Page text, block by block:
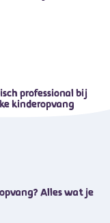
professional bij
kinderopvang
Alles wat je